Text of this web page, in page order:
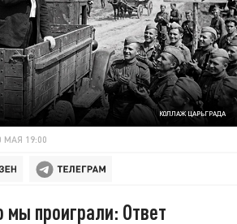
КОЛЛАЖ ЦАРЬГРАДА
МАЯ 19:00
мы проиграли: Ответ